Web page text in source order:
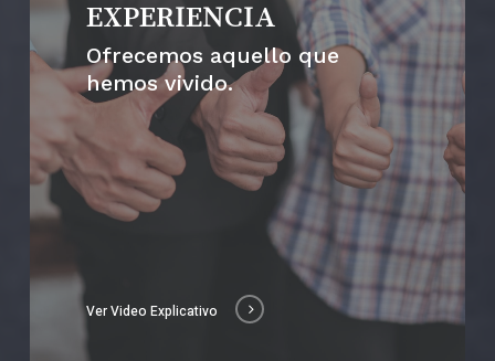
EXPERIENCIA
Ofrecemos aquello que
hemos vivido.
Ver Video Explicativo